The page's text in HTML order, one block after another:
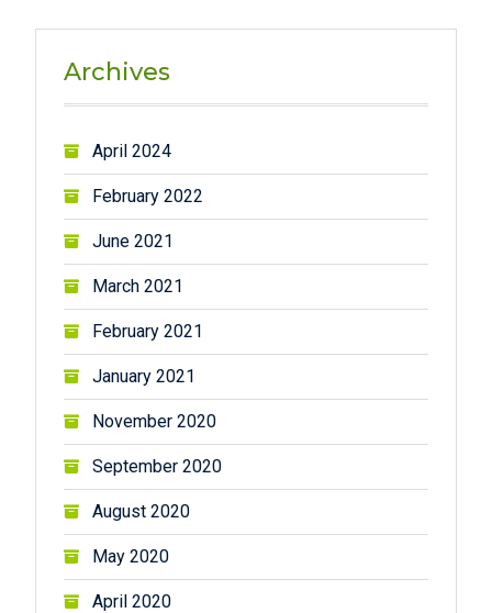
Archives
April 2024
February 2022
June 2021
March 2021
February 2021
January 2021
November 2020
September 2020
August 2020
May 2020
April 2020